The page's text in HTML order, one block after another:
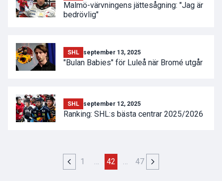
Malmö-värvningens jättesågning: "Jag är
bedrövlig"
SHL september 13, 2025
"Bulan Babies" för Luleå när Bromé utgår
SHL september 12, 2025
Ranking: SHL:s bästa centrar 2025/2026
1 … 42 … 47